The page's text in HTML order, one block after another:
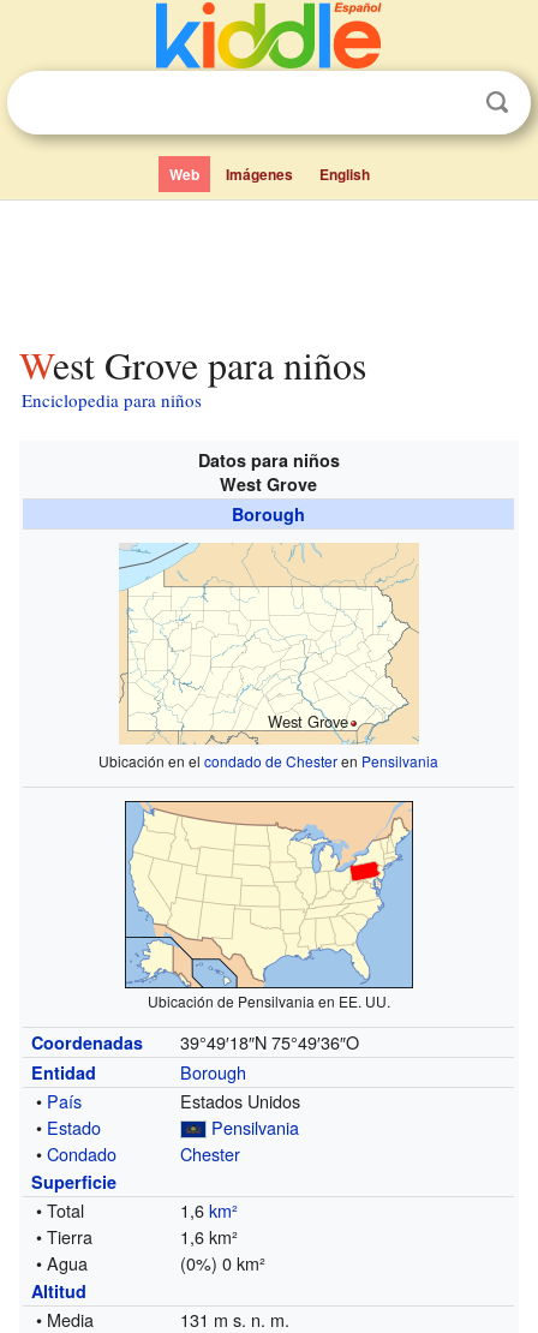
Web Imágenes English
West Grove para niños
Enciclopedia para niños
Datos para niños
West Grove
Borough
West Grove
Ubicación en elcondado de Chesteren Pensilvania
Ubicación de Pensilvania en EE. UU.
Coordenadas 39°49′18″N 75°49′36″O
Entidad
Borough
• País
Estados Unidos
• Estado
Pensilvania
•Condado Chester
Superficie
• Total 1,6km²
• Tierra
1,6 km²
• Agua
(0%) 0 km²
Altitud
• Media 131 m s. n. m.